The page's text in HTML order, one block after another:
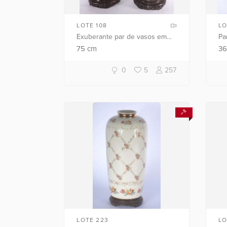
LOTE 108
Exuberante par de vasos em
porcelana chinesa de formato
ornamentados em esmaltes
75cm
0 5 257
LOTE 223